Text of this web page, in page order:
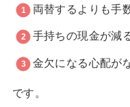
両替するよりも手
手持ちの現金が減
金欠になる心配が
です。